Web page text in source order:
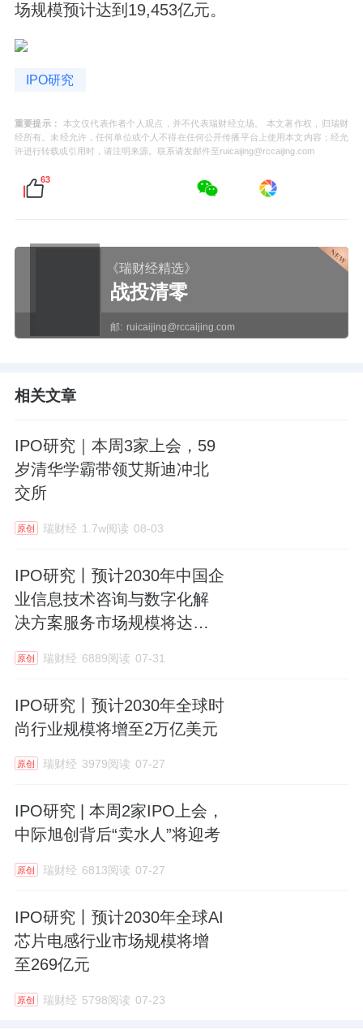
场规模预计达到19,453亿元。
IPO研究
重要提示：
本文仅代表作者个人观点，并不代表瑞财经立场。 本文著作权，归瑞财
经所有。未经允许，任何单位或个人不得在任何公开传播平台上使用本文内容；经允
许进行转载或引用时，请注明来源。联系请发邮件至ruicaijing@rccaijing.com
63
《瑞财经精选》
战投清零
邮: ruicaijing@rccaijing.com
相关文章
IPO研究｜本周3家上会，59
岁清华学霸带领艾斯迪冲北
交所
原创 瑞财经 1.7w阅读 08-03
IPO研究丨预计2030年中国企
业信息技术咨询与数字化解
决方案服务市场规模将达
原创 瑞财经 6889阅读 07-31
IPO研究丨预计2030年全球时
尚行业规模将增至2万亿美元
原创 瑞财经 3979阅读 07-27
IPO研究 | 本周2家IPO上会，
中际旭创背后“卖水人”将迎考
原创 瑞财经 6813阅读 07-27
IPO研究丨预计2030年全球AI
芯片电感行业市场规模将增
至269亿元
原创 瑞财经 5798阅读 07-23